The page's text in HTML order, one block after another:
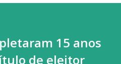
de nordestinos sob a égide
Quase 150 anos separam o
15 anos
de eleitor